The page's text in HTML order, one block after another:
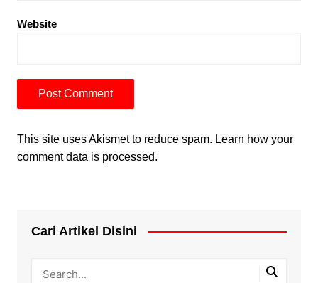
Website
This site uses Akismet to reduce spam. Learn how your
comment data is processed.
Cari Artikel Disini